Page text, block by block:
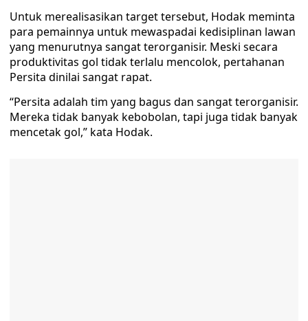
Untuk merealisasikan target tersebut, Hodak meminta
para pemainnya untuk mewaspadai kedisiplinan lawan
yang menurutnya sangat terorganisir. Meski secara
produktivitas gol tidak terlalu mencolok, pertahanan
Persita dinilai sangat rapat.
“Persita adalah tim yang bagus dan sangat terorganisir.
Mereka tidak banyak kebobolan, tapi juga tidak banyak
mencetak gol,” kata Hodak.